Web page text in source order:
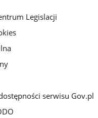
Legislacji
serwisu Gov.pl